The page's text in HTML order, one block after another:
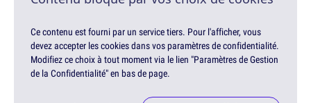
Ce contenu est fourni par un service tiers. Pour l'afficher, vous
devez accepter les cookies dans vos paramètres de confidentialité.
Modifiez ce choix à tout moment via le lien "Paramètres de Gestion
de la Confidentialité" en bas de page.